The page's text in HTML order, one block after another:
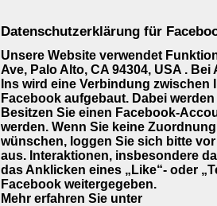
Datenschutzerklärung für
Unsere Website verwendet
Ave, Palo Alto, CA 94304, USA .
Ins wird eine Verbindung
Facebook aufgebaut. Dabei
Besitzen Sie einen Facebook-
werden. Wenn Sie keine
wünschen, loggen Sie sich bitte
aus. Interaktionen, insbesondere
das Anklicken eines „Like“- oder
Facebook weitergegeben.
Mehr erfahren Sie unter